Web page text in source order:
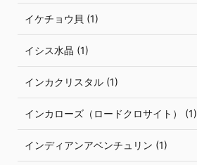
イケチョウ貝 (1)
イシス水晶 (1)
インカクリスタル (1)
インカローズ（ロードクロサイト） (1)
インディアンアベンチュリン (1)